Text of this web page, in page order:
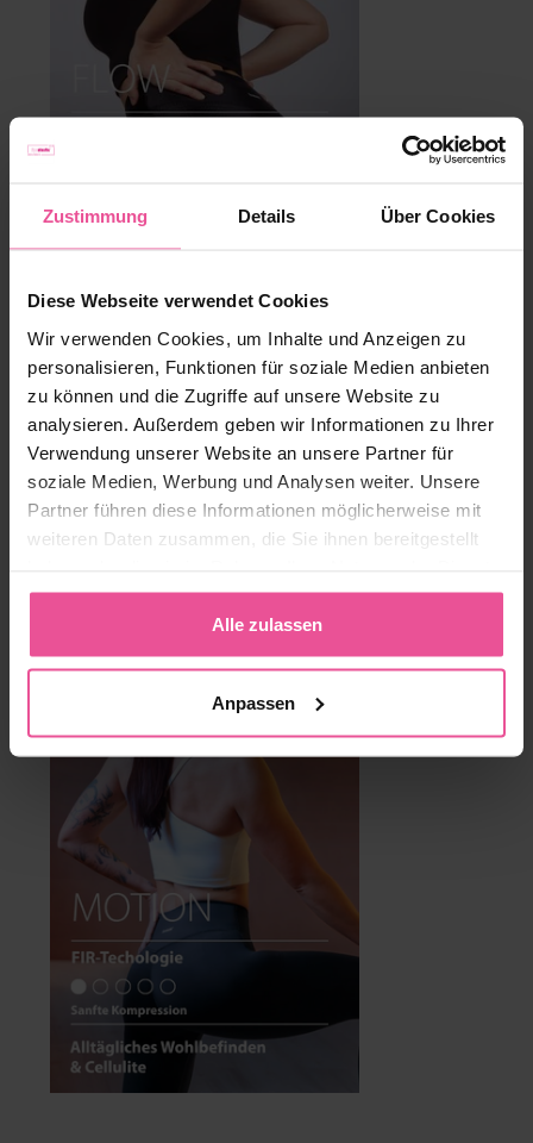
Zustimmung Details Über Cookies
Diese Webseite verwendet Cookies
Wir verwenden Cookies, um Inhalte und Anzeigen zu
personalisieren, Funktionen für soziale Medien anbieten
zu können und die Zugriffe auf unsere Website zu
analysieren. Außerdem geben wir Informationen zu Ihrer
Verwendung unserer Website an unsere Partner für
soziale Medien, Werbung und Analysen weiter. Unsere
Partner führen diese Informationen möglicherweise mit
weiteren Daten zusammen, die Sie ihnen bereitgestellt
gesammelt haben.
Alle zulassen
Anpassen
Für alle, die Hautbild und Lymphsystem unterstützen
möchten. Die mittlere Kompression verbindet ein
stützendes Tragegefühl mit einer strukturierten
Oberfläche und einem 3D-Massageeffekt. Der breite,
doppellagige Bund gibt angenehmen Halt.FLOW
leggingseignen sich besonders für tägliche Routinen,
Hautpflege und Bereiche mit sichtbarer Cellulite.